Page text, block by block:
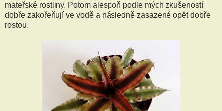
mateřské rostliny. Potom alespoň podle mých zkušeností
dobře zakořeňují ve vodě a následně zasazené opět dobře
rostou.